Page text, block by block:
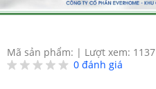
Mã sản phẩm: | Lượt xem: 1137
0 đánh giá